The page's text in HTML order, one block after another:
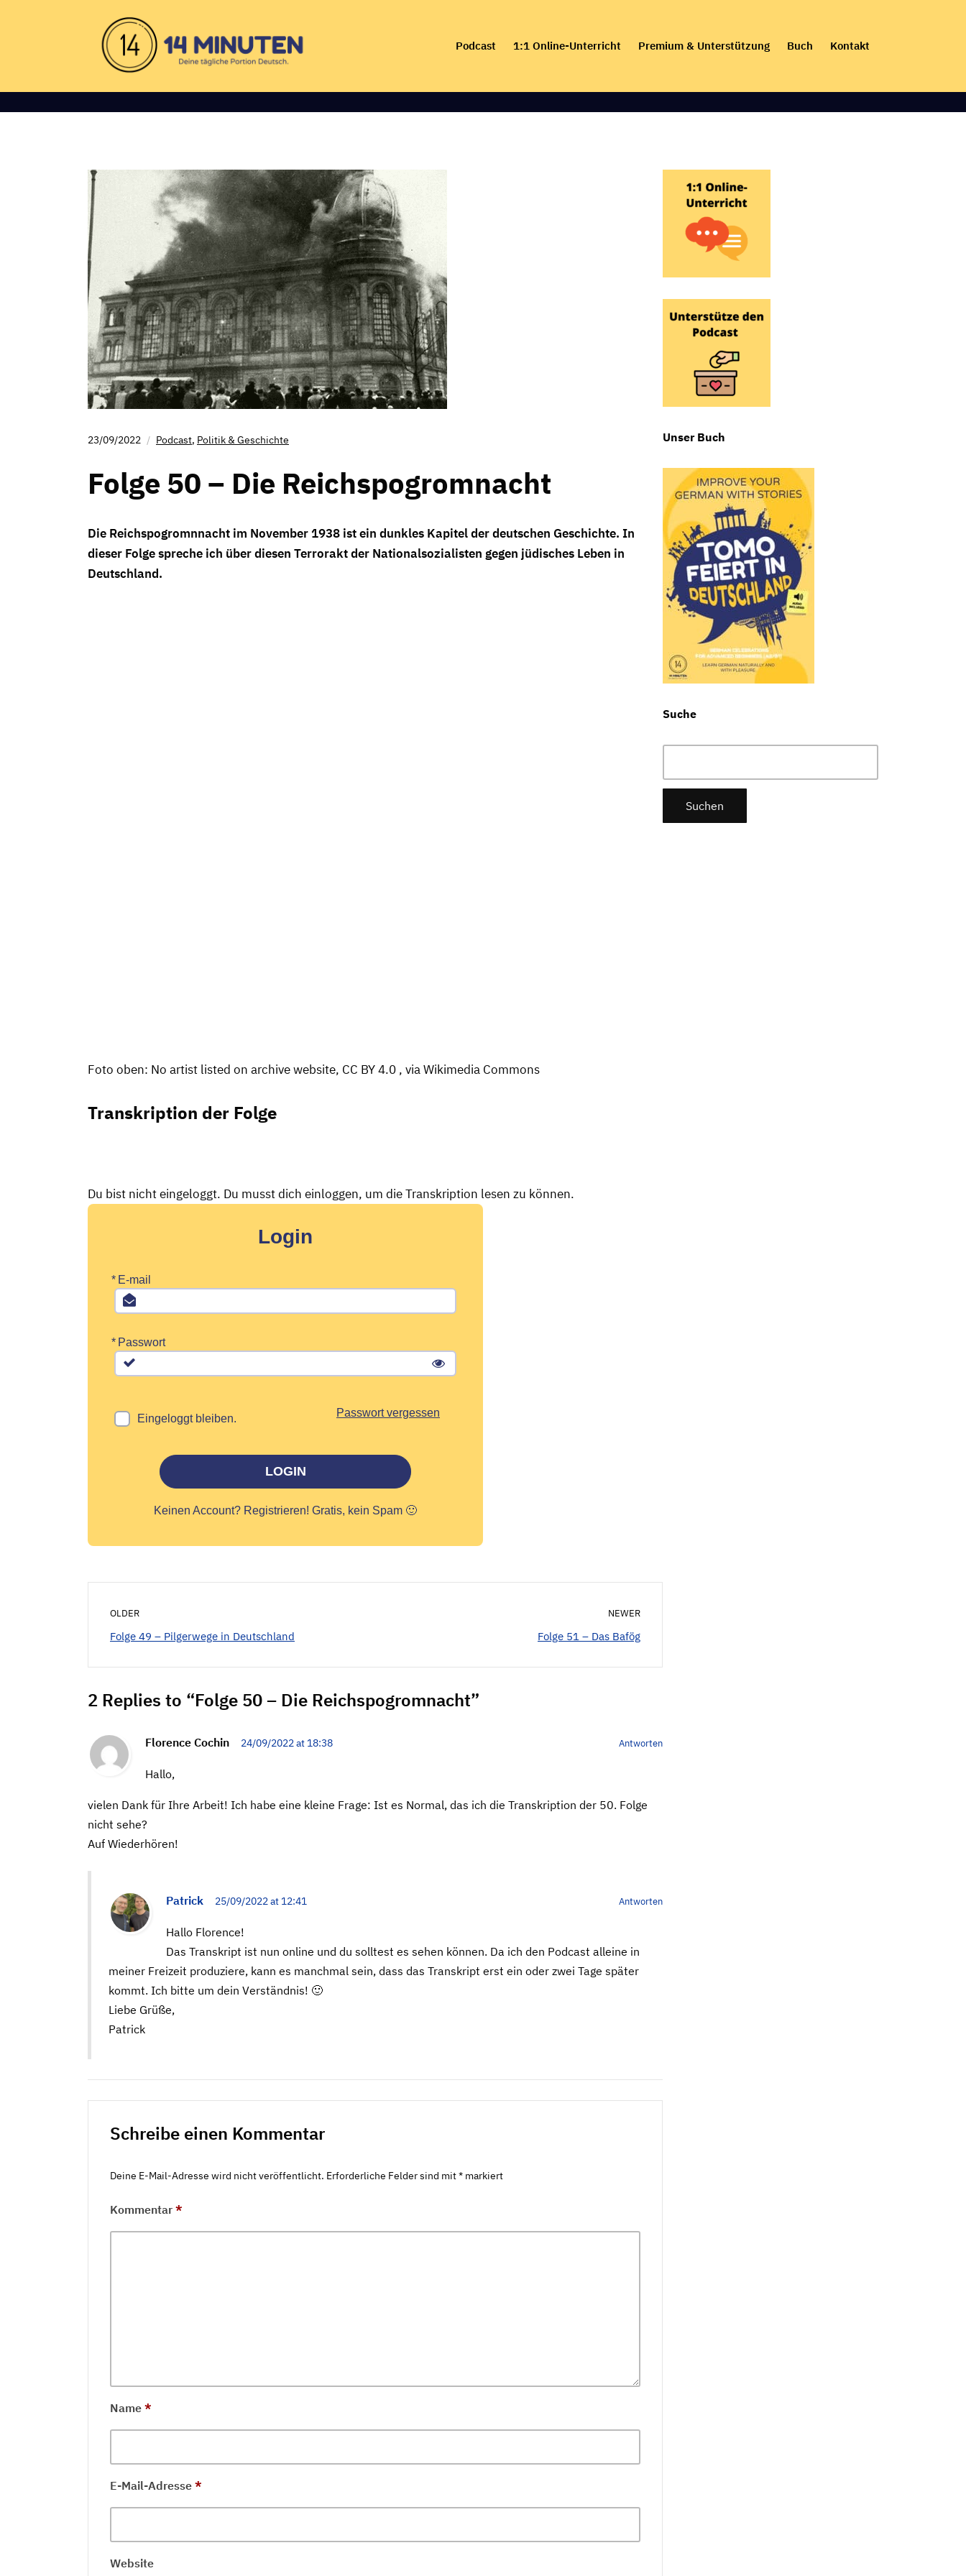
content
Podcast 1:1 Online-Unterricht Premium & Unterstützung Buch Kontakt
23/09/2022 Podcast, Politik & Geschichte
Folge 50 – Die Reichspogromnacht
Die Reichspogromnnacht im November 1938 ist ein dunkles Kapitel der deutschen Geschichte. In
dieser Folge spreche ich über diesen Terrorakt der Nationalsozialisten gegen jüdisches Leben in
Deutschland.
Foto oben: No artist listed on archive website, CC BY 4.0 , via Wikimedia Commons
Transkription der Folge
Du bist nicht eingeloggt. Du musst dich einloggen, um die Transkription lesen zu können.
Login
* E-mail
* Passwort
Eingeloggt bleiben.
LOGIN
Passwort vergessen
Keinen Account? Registrieren! Gratis, kein Spam 🙂
OLDER
Folge 49 – Pilgerwege in Deutschland
NEWER
Folge 51 – Das Bafög
2 Replies to “Folge 50 – Die Reichspogromnacht”
Florence Cochin 24/09/2022 at 18:38 Antworten
Hallo,
vielen Dank für Ihre Arbeit! Ich habe eine kleine Frage: Ist es Normal, das ich die Transkription der 50. Folge
nicht sehe?
Auf Wiederhören!
Patrick 25/09/2022 at 12:41 Antworten
Hallo Florence!
Das Transkript ist nun online und du solltest es sehen können. Da ich den Podcast alleine in
meiner Freizeit produziere, kann es manchmal sein, dass das Transkript erst ein oder zwei Tage später
kommt. Ich bitte um dein Verständnis! 🙂
Liebe Grüße,
Patrick
Schreibe einen Kommentar
Deine E-Mail-Adresse wird nicht veröffentlicht. Erforderliche Felder sind mit* markiert
Kommentar *
Name *
E-Mail-Adresse *
Website
Unser Buch
Suche